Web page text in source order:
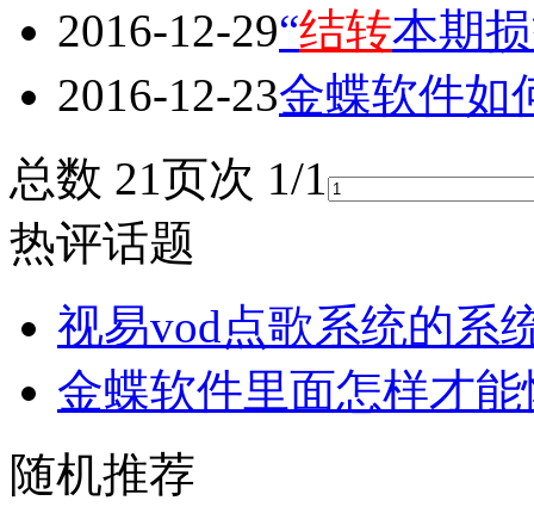
2016-12-29“结转本期
2016-12-23金蝶软件如
总数 21页次 1/1
热评话题
视易vod点歌系统的系
金蝶软件里面怎样才
随机推荐